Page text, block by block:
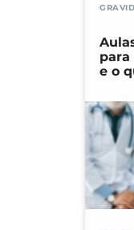
para
e o